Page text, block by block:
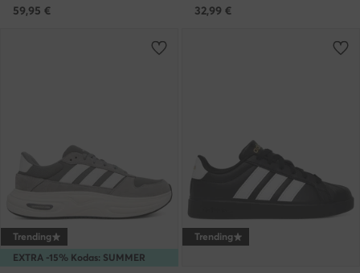
59,95 €
32,99 €
EXTRA -15% Kodas: SUMMER
Trending Trending